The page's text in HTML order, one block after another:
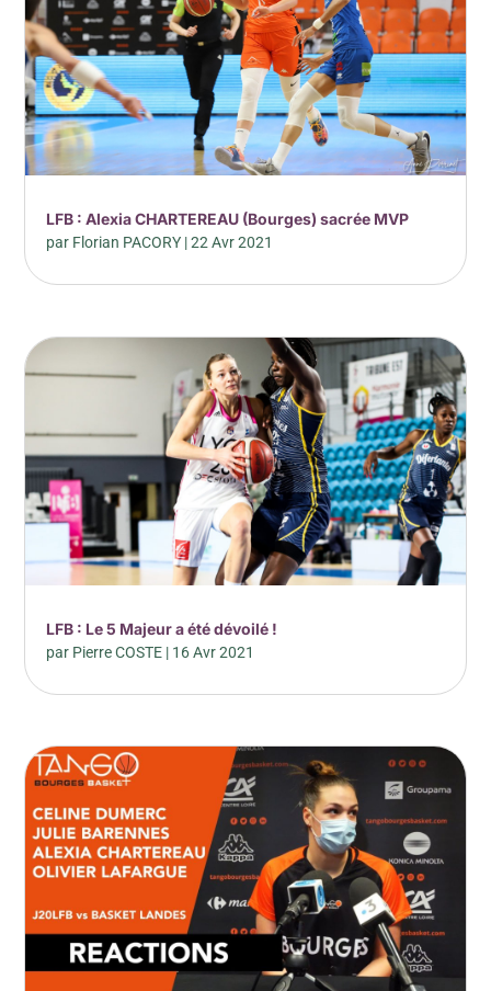
LFB : Alexia CHARTEREAU (Bourges) sacrée MVP
par Florian PACORY |22 Avr 2021
LFB : Le 5 Majeur a été dévoilé !
par Pierre COSTE | 16 Avr 2021